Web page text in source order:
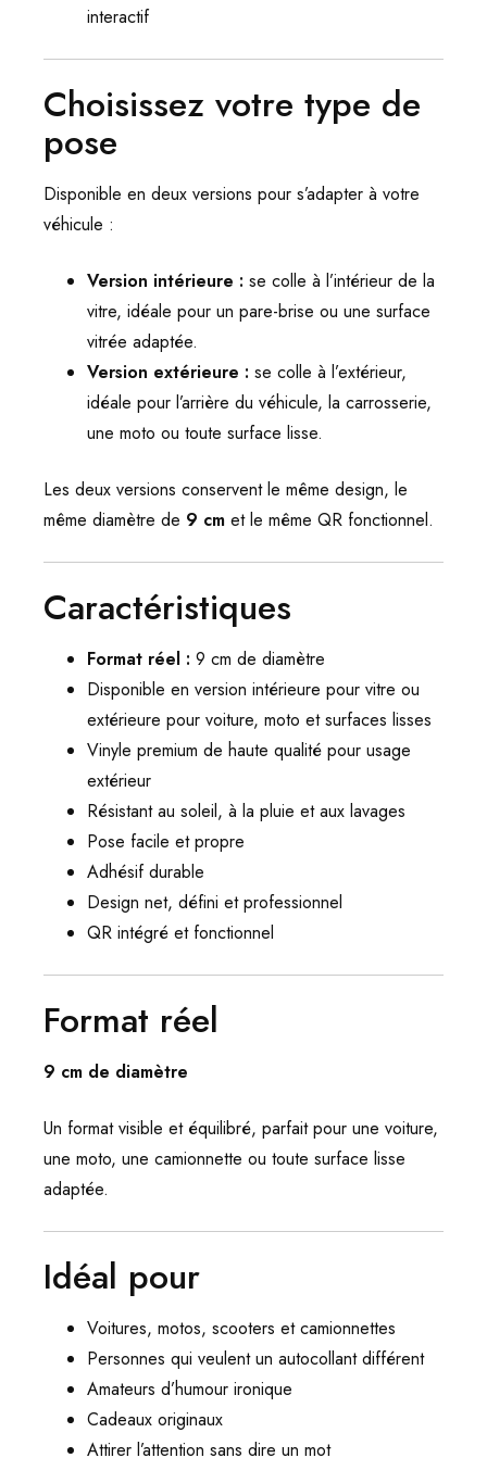
interactif
Choisissez votre type de
pose
Disponible en deux versions pour s’adapter à votre
véhicule :
Version intérieure : se colle à l’intérieur de la
vitre, idéale pour un pare-brise ou une surface
vitrée adaptée.
Version extérieure : se colle à l’extérieur,
idéale pour l’arrière du véhicule, la carrosserie,
une moto ou toute surface lisse.
Les deux versions conservent le même design, le
même diamètre de 9 cm et le même QR fonctionnel.
Caractéristiques
Format réel : 9 cm de diamètre
Disponible en version intérieure pour vitre ou
extérieure pour voiture, moto et surfaces lisses
Vinyle premium de haute qualité pour usage
extérieur
Résistant au soleil, à la pluie et aux lavages
Pose facile et propre
Adhésif durable
Design net, défini et professionnel
QR intégré et fonctionnel
Format réel
9 cm de diamètre
Un format visible et équilibré, parfait pour une voiture,
une moto, une camionnette ou toute surface lisse
adaptée.
Idéal pour
Voitures, motos, scooters et camionnettes
Personnes qui veulent un autocollant différent
Amateurs d’humour ironique
Cadeaux originaux
Attirer l’attention sans dire un mot